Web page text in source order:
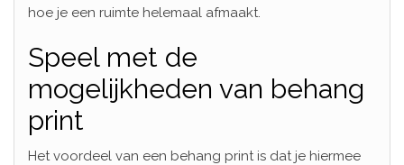
hoe je een ruimte helemaal afmaakt.
Speel met de
mogelijkheden van behang
print
Het voordeel van een behang print is dat je hiermee